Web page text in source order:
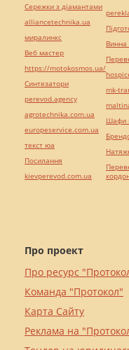
Про проект
Про ресурс
Команда "Протокол"
Карта Сайту
Реклама на
Сережки з діамантами
alliancetechnika.ua
миралинкс
Веб мастер
https://motokosmos.ua/
Синтезатори
perevod.agency
agrotechnika.com.ua
europeservice.com.ua
текст юа
Посилання
kievperevod.com.ua
mk-
Шафи